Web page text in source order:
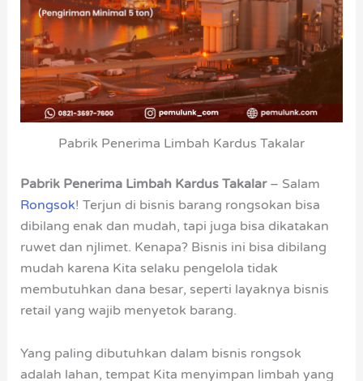
Pabrik Penerima Limbah Kardus Takalar
Pabrik Penerima Limbah Kardus Takalar– Salam
Rongsok! Terjun di bisnis barang rongsokan bisa
dibilang enak dan mudah, tapi juga bisa dikatakan
ruwet dan njlimet. Kenapa? Bisnis ini bisa dibilang
mudah karena Kita selaku pengelola tidak
membutuhkan dana besar, seperti layaknya bisnis
retail yang wajib menyetok barang.
Yang paling dibutuhkan dalam bisnis rongsok
adalah lahan, tempat Kita menyimpan limbah yang